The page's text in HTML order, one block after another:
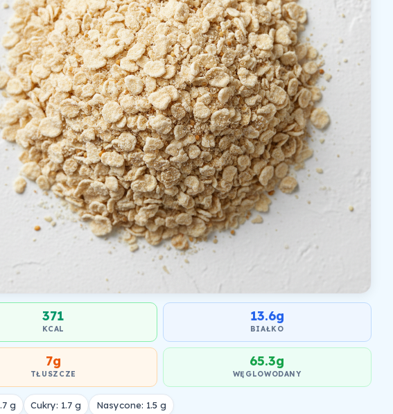
371
KCAL
13.6g
BIAŁKO
7g
TŁUSZCZE
65.3g
WĘGLOWODANY
g Cukry: 1.7 g Nasycone: 1.5 g